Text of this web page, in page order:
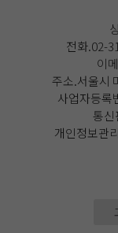
전화.02-
이
주소.서울시
사업자등록
통신
개인정보관